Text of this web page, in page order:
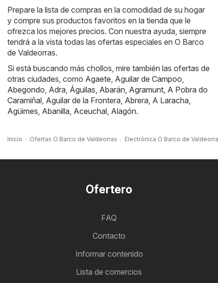
Prepare la lista de compras en la comodidad de su hogar
y compre sus productos favoritos en la tienda que le
ofrezca los mejores precios. Con nuestra ayuda, siempre
tendrá a la vista todas las ofertas especiales en O Barco
de Valdeorras.
Si está buscando más chollos, mire también las ofertas de
otras ciudades, como Agaete, Aguilar de Campoo,
Abegondo, Adra, Águilas, Abarán, Agramunt, A Pobra do
Caramiñal, Aguilar de la Frontera, Abrera, A Laracha,
Agüimes, Abanilla, Aceuchal, Alagón.
Inicio Ofertas O Barco de Valdeorras Electrónica O Barco de
Ofertero
FAQ
Contacto
Informar contenido
Lista de comercios